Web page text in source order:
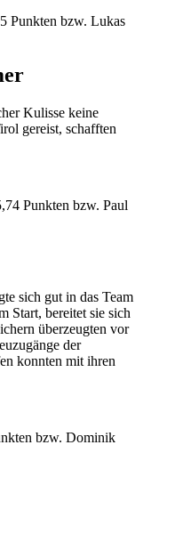
Punkten bzw. Lukas
Kulisse keine
gereist, schafften
Punkten bzw. Paul
sich gut in das Team
Start, bereitet sie sich
überzeugten vor
der
konnten mit ihren
bzw. Dominik